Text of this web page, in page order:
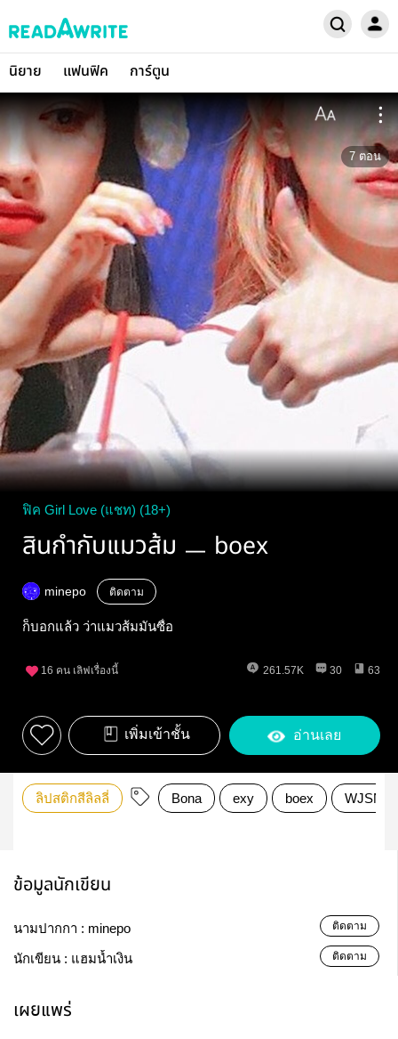
นิยาย แฟนฟิค การ์ตูน
7 ตอน
ฟิค Girl Love (แชท) (18+)
สินกำกับแมวส้ม ㅡ boex
minepo ติดตาม
ก็บอกแล้ว ว่าแมวส้มมันซื่อ
16 คน เลิฟเรื่องนี้ 261.57K 30 63
เพิ่มเข้าชั้น อ่านเลย
ลิปสติกสีลิลลี่ Bona exy boex WJSN
ข้อมูลนักเขียน
นามปากกา : minepo ติดตาม
นักเขียน : แฮมน้ำเงิน ติดตาม
เผยแพร่